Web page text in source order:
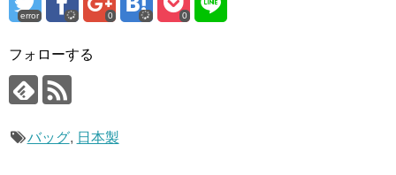
error 0 0
フォローする
バッグ, 日本製